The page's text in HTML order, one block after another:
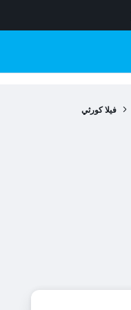
فيلا كورثي